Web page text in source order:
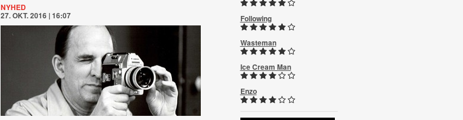
NYHED
27. OKT. 2016 | 16:07 Following
Wasteman
Ice Cream Man
Enzo